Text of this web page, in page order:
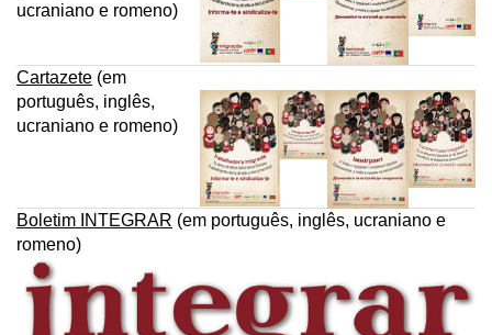
ucraniano e romeno)
Cartazete (em
português, inglês,
ucraniano e romeno)
Boletim INTEGRAR (em português, inglês, ucraniano e
romeno)